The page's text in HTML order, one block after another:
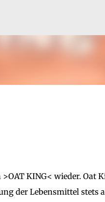
KING< wieder. Oat
der Lebensmittel stets